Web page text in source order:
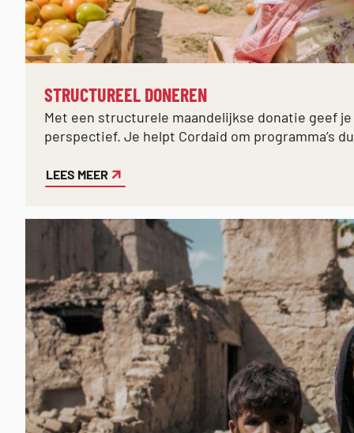
STRUCTUREEL DONEREN
Met een structurele maandelijkse donatie geef
perspectief. Je helpt Cordaid om programma’s
LEES MEER